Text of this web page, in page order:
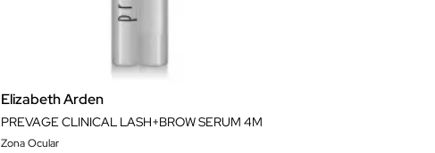
Elizabeth Arden
PREVAGE CLINICAL LASH+BROW SERUM 4M
Zona Ocular